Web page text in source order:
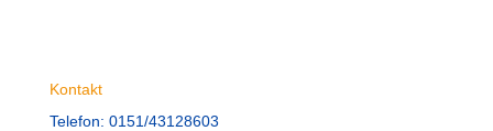
Kontakt
Telefon: 0151/43128603